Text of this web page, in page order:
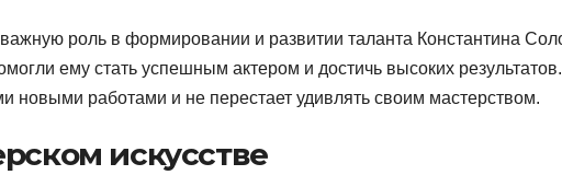
роль в формировании и развитии таланта Константина
ему стать успешным актером и достичь высоких
новыми работами и не перестает удивлять своим мастерством.
искусстве